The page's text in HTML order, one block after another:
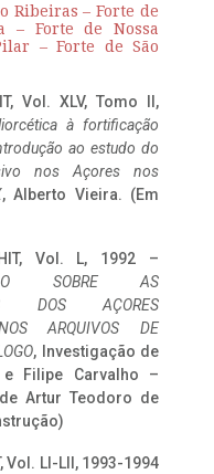
Ribeiras – Forte de
– Forte de Nossa
– Forte de São
Vol. XLV, Tomo II,
à fortificação
ao estudo do
nos Açores nos
, Alberto Vieira. (Em
Vol. L, 1992 –
SOBRE AS
DOS AÇORES
ARQUIVOS DE
, Investigação de
e Filipe Carvalho –
Artur Teodoro de
Vol. LI-LII, 1993-1994